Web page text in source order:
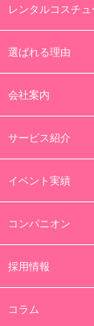
レンタルコスチ
選ばれる理由
会社案内
サービス紹介
イベント実績
コンパニオン
採用情報
コラム